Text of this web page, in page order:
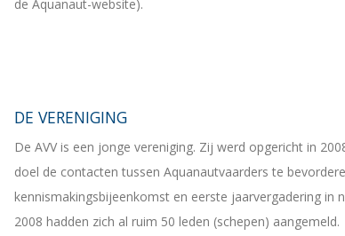
de Aquanaut-website).
DE VERENIGING
De AVV is een jonge vereniging. Zij werd opgericht in
doel de contacten tussen Aquanautvaarders te
kennismakingsbijeenkomst en eerste jaarvergadering in
2008 hadden zich al ruim 50 leden (schepen) aangemeld.